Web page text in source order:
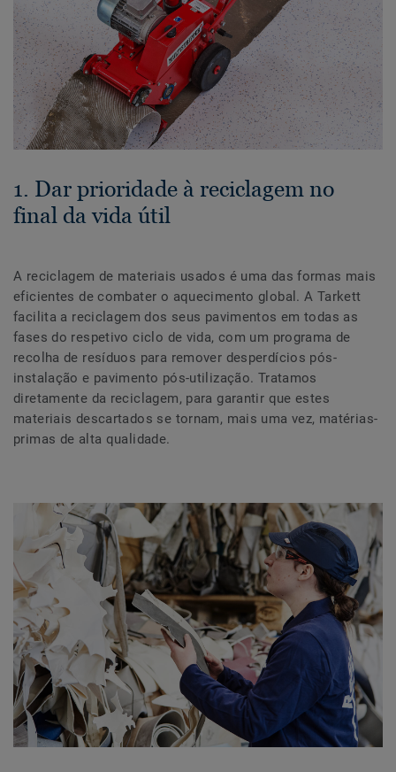
1. Dar prioridade à reciclagem no
final da vida útil
A reciclagem de materiais usados é uma das formas mais
eficientes de combater o aquecimento global. A Tarkett
facilita a reciclagem dos seus pavimentos em todas as
fases do respetivo ciclo de vida, com um programa de
recolha de resíduos para remover desperdícios pós-
instalação e pavimento pós-utilização. Tratamos
diretamente da reciclagem, para garantir que estes
materiais descartados se tornam, mais uma vez, matérias-
primas de alta qualidade.